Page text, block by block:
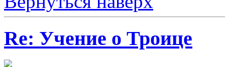
Re: Учение о Троице